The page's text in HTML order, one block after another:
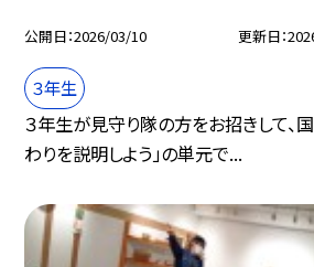
公開日 2026/03/10 更新日
３年生
３年生が見守り隊の方をお招きして、
わりを説明しよう」の単元で...